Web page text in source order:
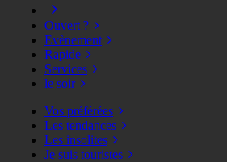
Ouvert ?
Evènement
Rapide
Services
le soir
Vos préférées
Les tendances
Les insolites
Je suis touristes